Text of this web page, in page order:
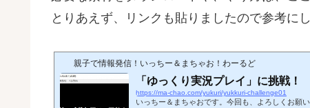
とりあえず、リンクも貼りましたので参考にし
親子で情報発信！いっちー＆まちゃお！わーるど
「ゆっくり実況プレイ」に挑戦！
https://ma-chao.com/yukuri/yukkuri-challenge01
いっちー＆まちゃおです。今回も、よろしくお願